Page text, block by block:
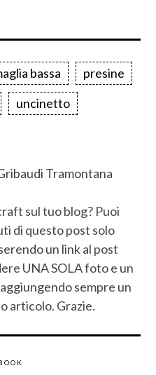
bassa
presine
uncinetto
Tramontana
sul tuo blog? Puoi
di questo post solo
un link al post
UNA SOLA foto e un
sempre un
articolo. Grazie.